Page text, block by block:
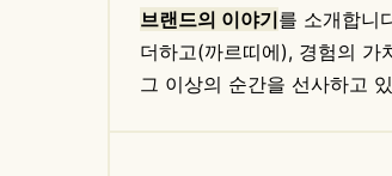
브랜드의 이야기를 소개합니
더하고(까르띠에), 경험의 가
그 이상의 순간을 선사하고